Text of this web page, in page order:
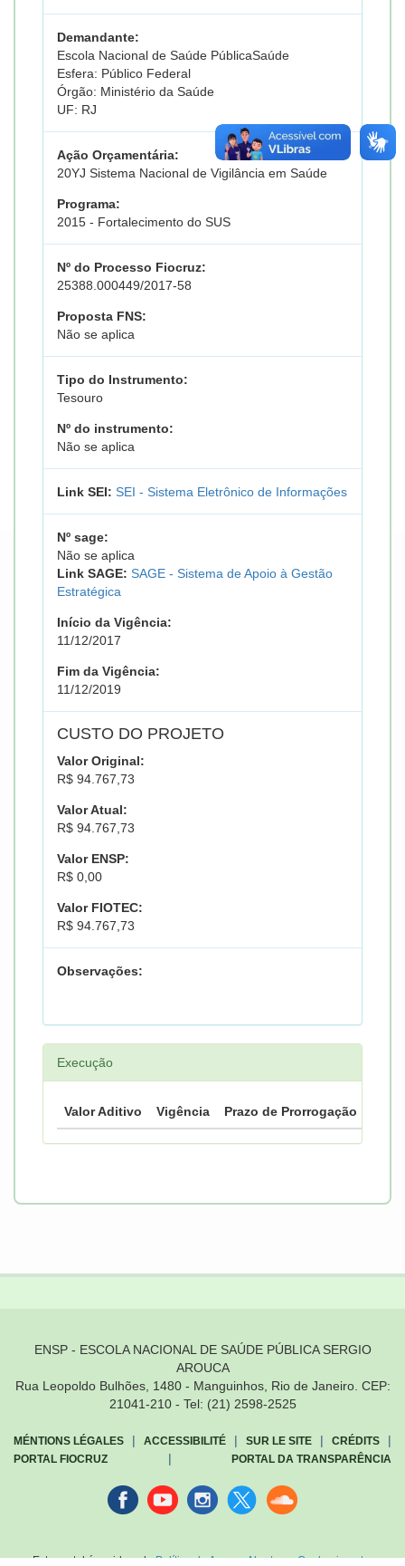
Demandante:
Escola Nacional de Saúde PúblicaSaúde
Esfera: Público Federal
Órgão: Ministério da Saúde
UF: RJ
Ação Orçamentária:
20YJ Sistema Nacional de Vigilância em Saúde
Programa:
2015 - Fortalecimento do SUS
Nº do Processo Fiocruz:
25388.000449/2017-58
Proposta FNS:
Não se aplica
Tipo do Instrumento:
Tesouro
Nº do instrumento:
Não se aplica
Link SEI: SEI - Sistema Eletrônico de Informações
Nº sage:
Não se aplica
Link SAGE: SAGE - Sistema de Apoio à Gestão
Estratégica
Início da Vigência:
11/12/2017
Fim da Vigência:
11/12/2019
CUSTO DO PROJETO
Valor Original:
R$ 94.767,73
Valor Atual:
R$ 94.767,73
Valor ENSP:
R$ 0,00
Valor FIOTEC:
R$ 94.767,73
Observações:
Execução
Valor Aditivo Vigência Prazo de Prorrogação
ENSP - ESCOLA NACIONAL DE SAÚDE PÚBLICA SERGIO
AROUCA
Rua Leopoldo Bulhões, 1480 - Manguinhos, Rio de Janeiro. CEP:
21041-210 - Tel: (21) 2598-2525
MÉNTIONS LÉGALES | ACCESSIBILITÉ | SUR LE SITE | CRÉDITS |
PORTAL FIOCRUZ | PORTAL DA TRANSPARÊNCIA
FacebookyoutubeinstagranTwitterSound
cloud
Este portal é regido pelaPolítica de Acesso Aberto ao Conhecimento,